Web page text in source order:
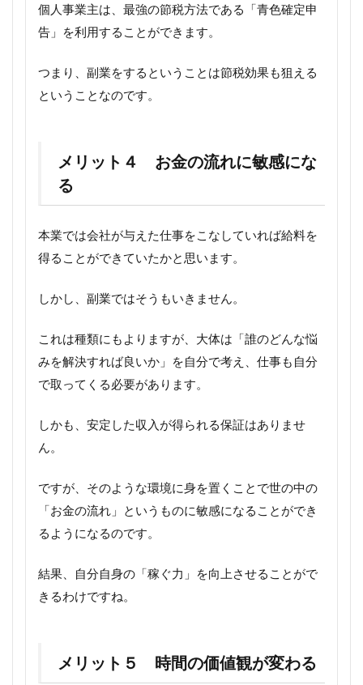
個人事業主は、最強の節税方法である「青色確定申
告」を利用することができます。
つまり、副業をするということは節税効果も狙える
ということなのです。
メリット４ お金の流れに敏感にな
る
本業では会社が与えた仕事をこなしていれば給料を
得ることができていたかと思います。
しかし、副業ではそうもいきません。
これは種類にもよりますが、大体は「誰のどんな悩
みを解決すれば良いか」を自分で考え、仕事も自分
で取ってくる必要があります。
しかも、安定した収入が得られる保証はありませ
ん。
ですが、そのような環境に身を置くことで世の中の
「お金の流れ」というものに敏感になることができ
るようになるのです。
結果、自分自身の「稼ぐ力」を向上させることがで
きるわけですね。
メリット５ 時間の価値観が変わる